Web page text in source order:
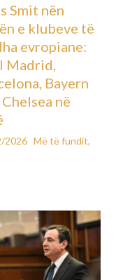
Smit nën
e klubeve të
evropiane:
Madrid,
Bayern
në
2026 Më të fundit,